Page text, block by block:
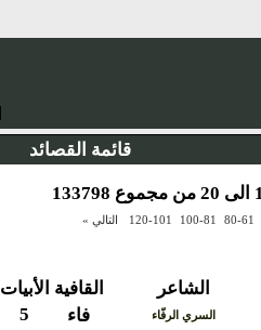
قائمة القصائد
80-61
100-81
120-101 التالي »
الشاعر القافية الأبيات
السري الرفّاء فاء 5